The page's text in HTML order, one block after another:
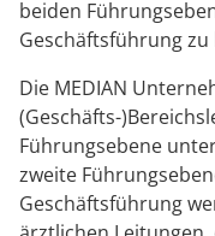
Gynäkologie
HTS & Cochlea
Long Covid
Onkologie
Über MEDIAN
Presse
beiden
Geschäftsführung
Die MEDIAN
(Geschäfts-
Führungsebene
zweite
Geschäftsführung